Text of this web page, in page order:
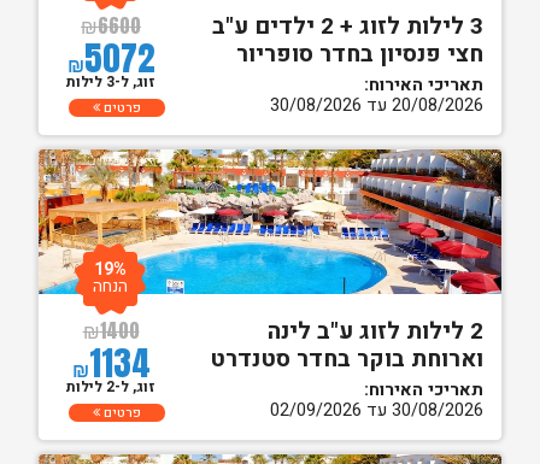
3 לילות לזוג + 2 ילדים ע"ב
חצי פנסיון בחדר סופריור
תאריכי האירוח:
20/08/2026 עד 30/08/2026
₪6600
₪5072
זוג, ל-3 לילות
פרטים
2 לילות לזוג ע"ב לינה
וארוחת בוקר בחדר סטנדרט
תאריכי האירוח:
30/08/2026 עד 02/09/2026
₪1400
₪1134
19%
הנחה
זוג, ל-2 לילות
פרטים